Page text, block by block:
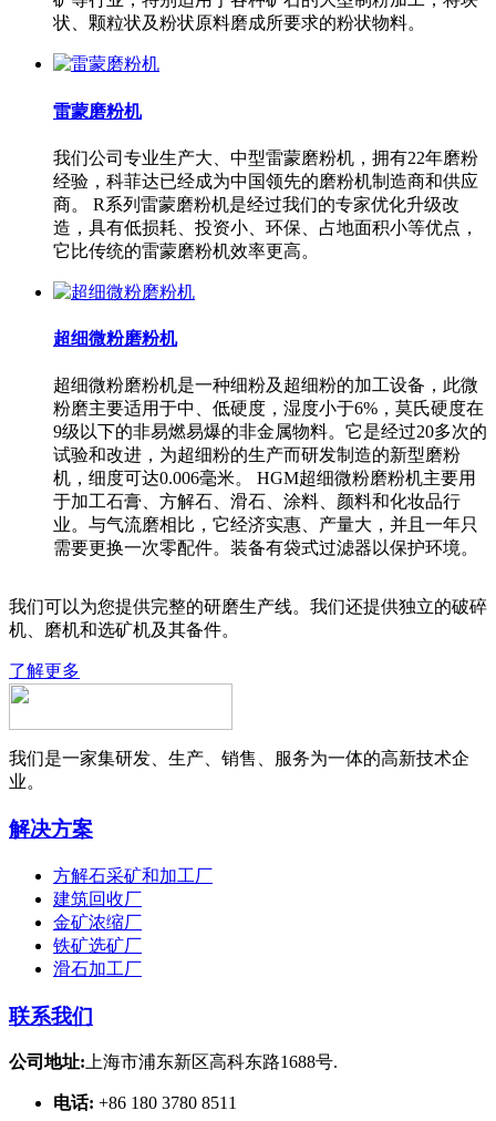
状、颗粒状及粉状原料磨成所要求的粉状物料。
雷蒙磨粉机
我们公司专业生产大、中型雷蒙磨粉机，拥有22年磨粉
经验，科菲达已经成为中国领先的磨粉机制造商和供应
商。 R系列雷蒙磨粉机是经过我们的专家优化升级改
造，具有低损耗、投资小、环保、占地面积小等优点，
它比传统的雷蒙磨粉机效率更高。
超细微粉磨粉机
超细微粉磨粉机是一种细粉及超细粉的加工设备，此微
粉磨主要适用于中、低硬度，湿度小于6%，莫氏硬度在
9级以下的非易燃易爆的非金属物料。它是经过20多次的
试验和改进，为超细粉的生产而研发制造的新型磨粉
机，细度可达0.006毫米。 HGM超细微粉磨粉机主要用
于加工石膏、方解石、滑石、涂料、颜料和化妆品行
业。与气流磨相比，它经济实惠、产量大，并且一年只
需要更换一次零配件。装备有袋式过滤器以保护环境。
我们可以为您提供完整的研磨生产线。我们还提供独立的破碎
机、磨机和选矿机及其备件。
了解更多
我们是一家集研发、生产、销售、服务为一体的高新技术企
业。
解决方案
方解石采矿和加工厂
建筑回收厂
金矿浓缩厂
铁矿选矿厂
滑石加工厂
联系我们
公司地址: 上海市浦东新区高科东路1688号.
电话: +86 180 3780 8511